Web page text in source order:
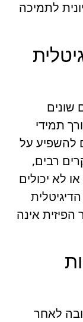
לתמיכה
שונים
תמידי
להשפיע על
רבים,
לא יכולים
אינה
לאחר